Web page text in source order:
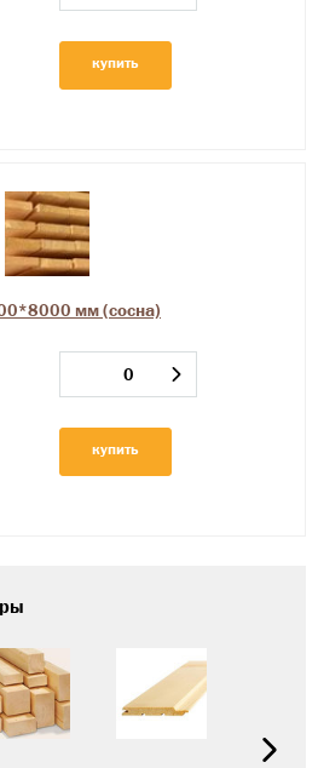
купить
мм (сосна)
купить